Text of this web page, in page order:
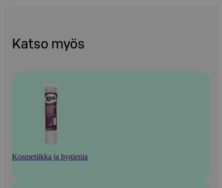
Katso myös
Kosmetiikka ja hygienia